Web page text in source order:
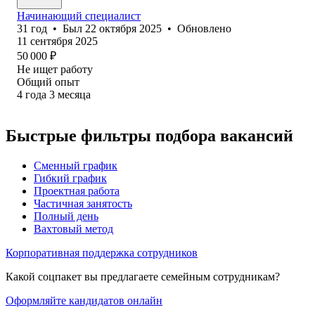
Начинающий специалист
31 год • Был 22 октября 2025 • Обновлено
11 сентября 2025
50 000 ₽
Не ищет работу
Общий опыт
4 года 3 месяца
Быстрые фильтры подбора вакансий
Сменный график
Гибкий график
Проектная работа
Частичная занятость
Полный день
Вахтовый метод
Корпоративная поддержка сотрудников
Какой соцпакет вы предлагаете семейным сотрудникам?
Оформляйте кандидатов онлайн